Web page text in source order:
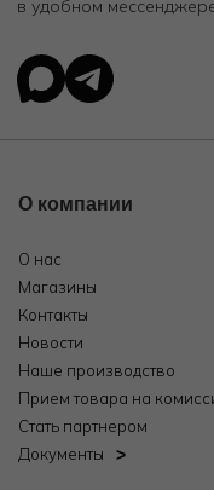
в удобном
О компании
О нас
Магазины
Контакты
Новости
Наше производство
Прием товара на
Стать партнером
Документы